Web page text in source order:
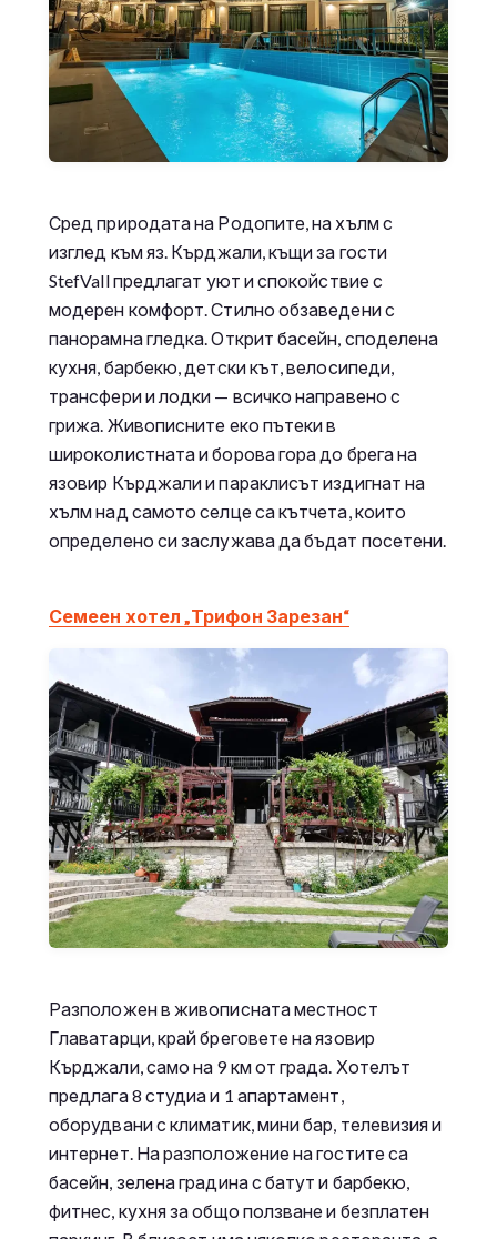
Сред природата на Родопите, на хълм с
изглед към яз. Кърджали, къщи за гости
StefVall предлагат уют и спокойствие с
модерен комфорт. Стилно обзаведени с
панорамна гледка. Открит басейн, споделена
кухня, барбекю, детски кът, велосипеди,
трансфери и лодки — всичко направено с
грижа. Живописните еко пътеки в
широколистната и борова гора до брега на
язовир Кърджали и параклисът издигнат на
хълм над самото селце са кътчета, които
определено си заслужава да бъдат посетени.
Семеен хотел „Трифон Зарезан“
Разположен в живописната местност
Главатарци, край бреговете на язовир
Кърджали, само на 9 км от града. Хотелът
предлага 8 студиа и 1 апартамент,
оборудвани с климатик, мини бар, телевизия и
интернет. На разположение на гостите са
басейн, зелена градина с батут и барбекю,
фитнес, кухня за общо ползване и безплатен